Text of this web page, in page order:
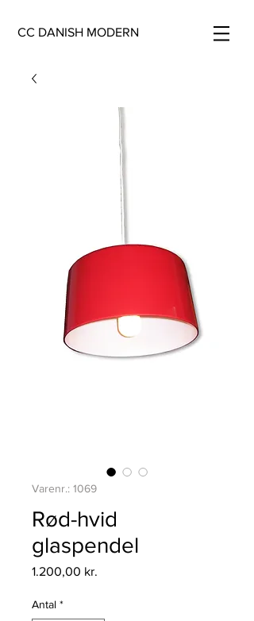
CC DANISH MODERN
Varenr.: 1069
Rød-hvid
glaspendel
1.200,00 kr.
Antal *